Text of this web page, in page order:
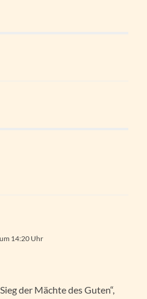
14:20 Uhr
der Mächte des Guten“,